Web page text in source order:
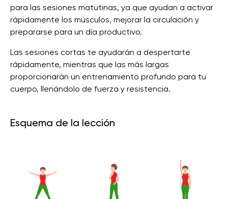
para las sesiones matutinas, ya que ayudan a activar
rápidamente los músculos, mejorar la circulación y
prepararse para un día productivo.
Las sesiones cortas te ayudarán a despertarte
rápidamente, mientras que las más largas
proporcionarán un entrenamiento profundo para tu
cuerpo, llenándolo de fuerza y ​​resistencia.
Esquema de la lección